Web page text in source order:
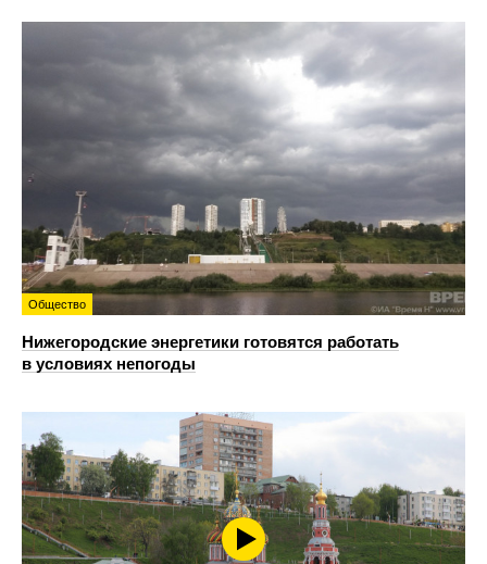
Общество
Нижегородские энергетики готовятся работать
в условиях непогоды